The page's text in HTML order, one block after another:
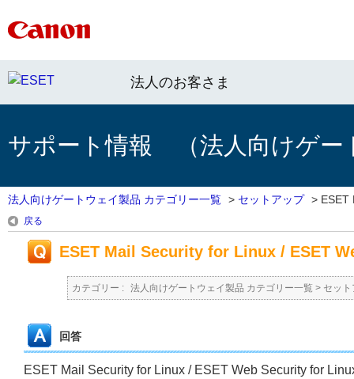
法人のお客さま
サポート情報 （法人向けゲー
法人向けゲートウェイ製品 カテゴリー一覧 > セットアップ > ESET
戻る
ESET Mail Security for Linux / ESET
カテゴリー : 法人向けゲートウェイ製品 カテゴリー一覧 > セッ
回答
ESET Mail Security for Linux / ESET Web Security for